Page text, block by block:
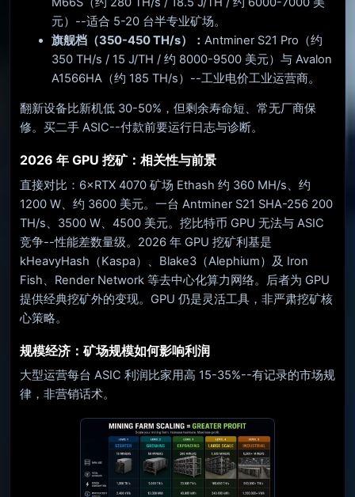
元）--适合 5-20 台半专业矿场。
旗舰档（350-450 TH/s）： Antminer S21 Pro（约
350 TH/s / 15 J/TH / 约 8000-9500 美元）与 Avalon
A1566HA（约 185 TH/s）--工业电价工业运营商。
翻新设备比新机低 30-50%，但剩余寿命短、常无厂商保
修。买二手 ASIC--付款前要运行日志与诊断。
2026 年 GPU 挖矿：相关性与前景
直接对比：6×RTX 4070 矿场 Ethash 约 360 MH/s、约
1200 W、约 3600 美元。一台 Antminer S21 SHA-256 200
TH/s、3500 W、4500 美元。挖比特币 GPU 无法与 ASIC
竞争--性能差数量级。2026 年 GPU 挖矿利基是
kHeavyHash（Kaspa）、Blake3（Alephium）及 Iron
Fish、Render Network 等去中心化算力网络。后者为 GPU
提供经典挖矿外的变现。GPU 仍是灵活工具，非严肃挖矿核
心策略。
规模经济：矿场规模如何影响利润
大型运营每台 ASIC 利润比家用高 15-35%--有记录的市场规
律，非营销话术。